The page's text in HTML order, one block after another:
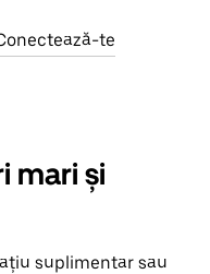
te
mari și
suplimentar sau